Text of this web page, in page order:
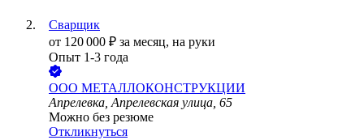
Сварщик
от 120 000 ₽ за месяц, на руки
Опыт 1-3 года
ООО МЕТАЛЛОКОНСТРУКЦИИ
Апрелевка, Апрелевская улица, 65
Можно без резюме
Откликнуться